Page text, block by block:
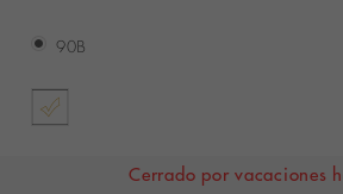
90B
Cerrado por vacaciones